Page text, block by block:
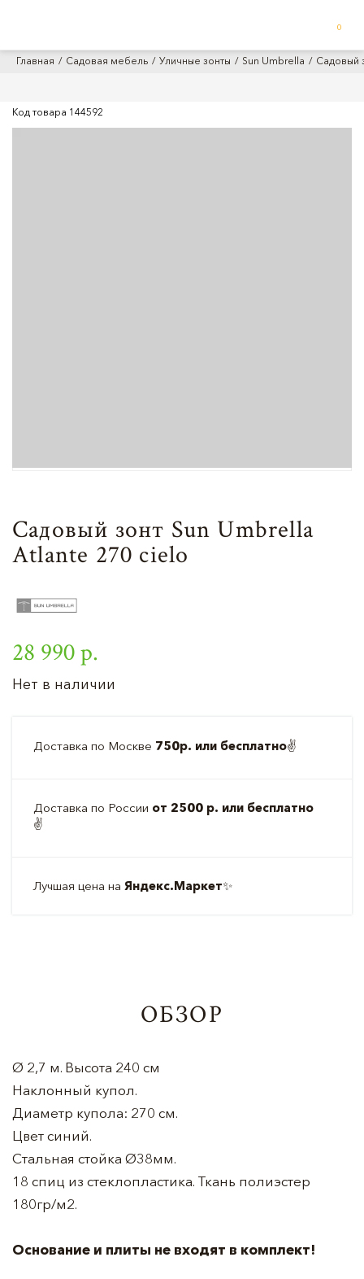
0
Главная Садовая мебель Уличные зонты Sun Umbrella Садовый
Код товара 144592
Садовый зонт Sun Umbrella
Atlante 270 сielo
28 990 р.
Нет в наличии
Доставка по Москве 750р. или бесплатно✌️
Доставка по России от 2500 р. или бесплатно
✌️
Лучшая цена на Яндекс.Маркет✨
ОБЗОР
Ø 2,7 м. Высота 240 см
Наклонный купол.
Диаметр купола: 270 см.
Цвет синий.
Стальная стойка Ø38мм.
18 спиц из стеклопластика. Ткань полиэстер
180гр/м2.
Основание и плиты не входят в комплект!